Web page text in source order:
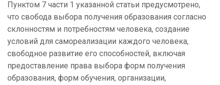
Пунктом 7 части 1 указанной статьи предусмотрено,
что свобода выбора получения образования согласно
склонностям и потребностям человека, создание
условий для самореализации каждого человека,
свободное развитие его способностей, включая
предоставление права выбора форм получения
образования, форм обучения, организации,